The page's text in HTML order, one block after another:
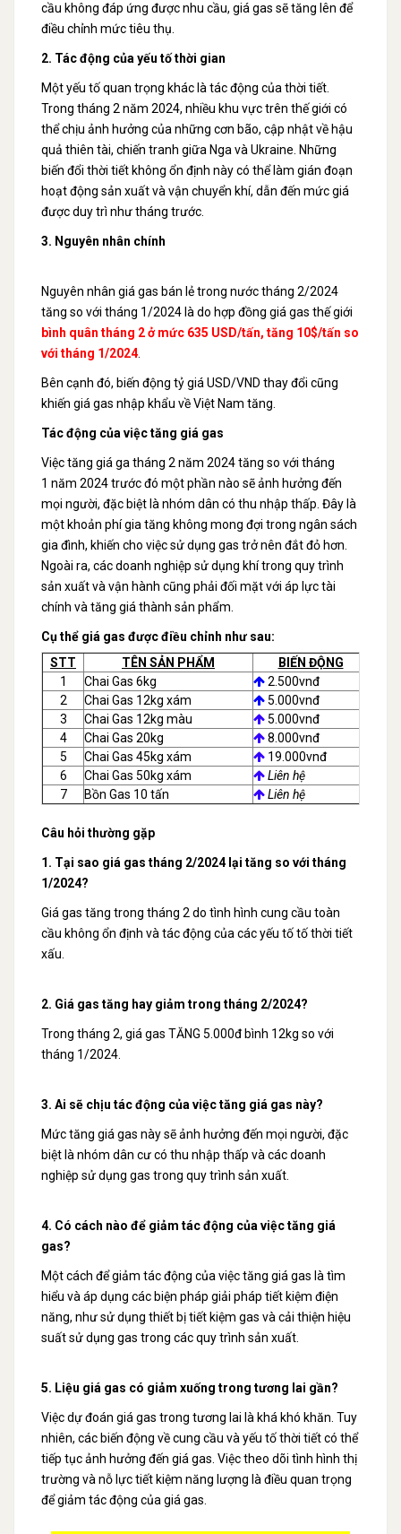
cầu không đáp ứng được nhu cầu, giá gas sẽ tăng lên để
điều chỉnh mức tiêu thụ.
2. Tác động của yếu tố thời gian
Một yếu tố quan trọng khác là tác động của thời tiết.
Trong tháng 2 năm 2024, nhiều khu vực trên thế giới có
thể chịu ảnh hưởng của những cơn bão, cập nhật về hậu
quả thiên tài, chiến tranh giữa Nga và Ukraine. Những
biến đổi thời tiết không ổn định này có thể làm gián đoạn
hoạt động sản xuất và vận chuyển khí, dẫn đến mức giá
được duy trì như tháng trước.
3. Nguyên nhân chính
Nguyên nhân giá gas bán lẻ trong nước tháng 2/2024
tăng so với tháng 1/2024 là do hợp đồng giá gas thế giới
bình quân tháng 2 ở mức 635 USD/tấn, tăng 10$/tấn so
với tháng 1/2024.
Bên cạnh đó, biến động tỷ giá USD/VND thay đổi cũng
khiến giá gas nhập khẩu về Việt Nam tăng.
Tác động của việc tăng giá gas
Việc tăng giá ga tháng 2 năm 2024 tăng so với tháng
1 năm 2024 trước đó một phần nào sẽ ảnh hưởng đến
mọi người, đặc biệt là nhóm dân có thu nhập thấp. Đây là
một khoản phí gia tăng không mong đợi trong ngân sách
gia đình, khiến cho việc sử dụng gas trở nên đắt đỏ hơn.
Ngoài ra, các doanh nghiệp sử dụng khí trong quy trình
sản xuất và vận hành cũng phải đối mặt với áp lực tài
chính và tăng giá thành sản phẩm.
Cụ thể giá gas được điều chỉnh như sau:
STT
TÊN SẢN PHẨM
BIẾN ĐỘNG
1
Chai Gas 6kg 2.500vnđ
2
Chai Gas 12kg xám 5.000vnđ
3
Chai Gas 12kg màu 5.000vnđ
4
Chai Gas 20kg 8.000vnđ
5
Chai Gas 45kg xám 19.000vnđ
6
Chai Gas 50kg xám
Liên hệ
7
Bồn Gas 10 tấn Liên hệ
Câu hỏi thường gặp
1. Tại sao giá gas tháng 2/2024 lại tăng so với tháng
1/2024?
Giá gas tăng trong tháng 2 do tình hình cung cầu toàn
cầu không ổn định và tác động của các yếu tố tố thời tiết
xấu.
2. Giá gas tăng hay giảm trong tháng 2/2024?
Trong tháng 2, giá gas TĂNG 5.000đ bình 12kg so với
tháng 1/2024.
3. Ai sẽ chịu tác động của việc tăng giá gas này?
Mức tăng giá gas này sẽ ảnh hưởng đến mọi người, đặc
biệt là nhóm dân cư có thu nhập thấp và các doanh
nghiệp sử dụng gas trong quy trình sản xuất.
4. Có cách nào để giảm tác động của việc tăng giá
gas?
Một cách để giảm tác động của việc tăng giá gas là tìm
hiểu và áp dụng các biện pháp giải pháp tiết kiệm điện
năng, như sử dụng thiết bị tiết kiệm gas và cải thiện hiệu
suất sử dụng gas trong các quy trình sản xuất.
5. Liệu giá gas có giảm xuống trong tương lai gần?
Việc dự đoán giá gas trong tương lai là khá khó khăn. Tuy
nhiên, các biến động về cung cầu và yếu tố thời tiết có thể
tiếp tục ảnh hưởng đến giá gas. Việc theo dõi tình hình thị
trường và nỗ lực tiết kiệm năng lượng là điều quan trọng
để giảm tác động của giá gas.